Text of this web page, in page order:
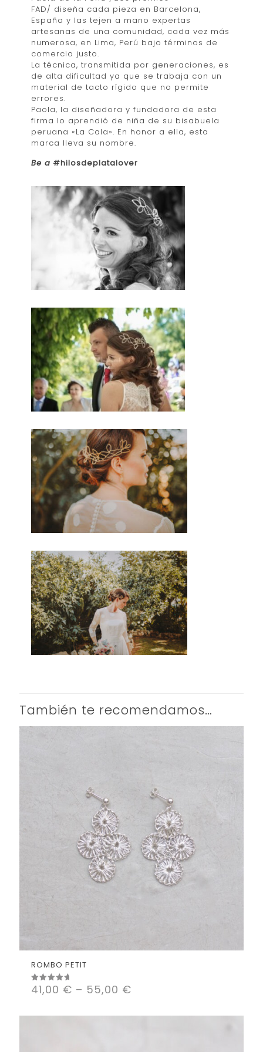
FAD/ diseña cada pieza en Barcelona,
España y las tejen a mano expertas
artesanas de una comunidad, cada vez más
numerosa, en Lima, Perú bajo términos de
comercio justo.
La técnica, transmitida por generaciones, es
de alta dificultad ya que se trabaja con un
material de tacto rígido que no permite
errores.
Paola, la diseñadora y fundadora de esta
firma lo aprendió de niña de su bisabuela
peruana «La Cala». En honor a ella, esta
marca lleva su nombre.
Be a #hilosdeplatalover
También te recomendamos…
ROMBO PETIT
Valorado
con
41,00 € – 55,00 €